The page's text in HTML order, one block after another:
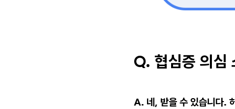
Q. 협심증 의심
A. 네, 받을 수 있습니다.